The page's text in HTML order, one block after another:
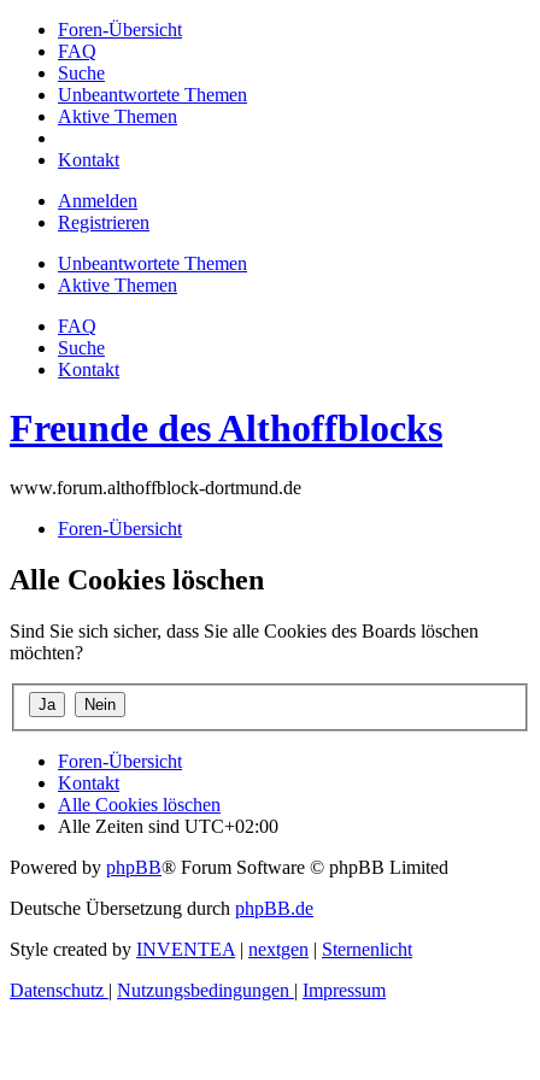
Foren-Übersicht
FAQ
Suche
Unbeantwortete Themen
Aktive Themen
Kontakt
Anmelden
Registrieren
Unbeantwortete Themen
Aktive Themen
FAQ
Suche
Kontakt
Freunde des Althoffblocks
www.forum.althoffblock-dortmund.de
Foren-Übersicht
Alle Cookies löschen
Sind Sie sich sicher, dass Sie alle Cookies des Boards löschen
möchten?
Foren-Übersicht
Kontakt
Alle Cookies löschen
Alle Zeiten sind UTC+02:00
Powered by phpBB® Forum Software © phpBB Limited
Deutsche Übersetzung durch phpBB.de
Style created by INVENTEA | nextgen | Sternenlicht
Datenschutz | Nutzungsbedingungen | Impressum